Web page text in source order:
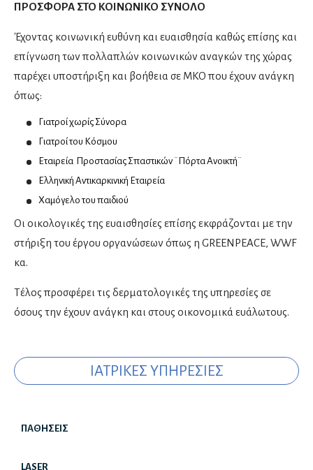
Ειδικοί παθολόγοι
Κλινικοί Υπερτασιολόγοι
Λοιμωξιολόγοι
Ογκολόγοι
Παθολογοανατόμοι
Παιδίατροι
Ανοσολογία
Νεογνολόγοι
Παιδοορθοπαιδικοί
Παιδοχειρουργοί
Μεταμόσχευση μαλλιών
Ειδικοί ιατροί ύπνου
Ποδολόγοι
ΠΡΟΣΦΟΡΑ ΣΤΟ ΚΟΙΝΩΝΙΚΟ ΣΥΝΟΛΟ
Έχοντας κοινωνική ευθύνη και ευαισθησία καθώς επίσης και
επίγνωση των πολλαπλών κοινωνικών αναγκών της χώρας
παρέχει υποστήριξη και βοήθεια σε ΜΚΟ που έχουν ανάγκη
όπως:
Γιατροί χωρίς Σύνορα
Γιατροί του Κόσμου
Εταιρεία Προστασίας Σπαστικών ¨Πόρτα Ανοικτή¨
Ελληνική Αντικαρκινική Εταιρεία
Χαμόγελο του παιδιού
Οι οικολογικές της ευαισθησίες επίσης εκφράζονται με την
στήριξη του έργου οργανώσεων όπως η GREENPEACE, WWF
κα.
Τέλος προσφέρει τις δερματολογικές της υπηρεσίες σε
όσους την έχουν ανάγκη και στους οικονομικά ευάλωτους.
ΙΑΤΡΙΚΕΣ ΥΠΗΡΕΣΙΕΣ
ΠΑΘΗΣΕΙΣ
Μεταμόσχευση μαλλιών, Δερματίτιδα, Μελαχρωματικές βλάβες,
LASER